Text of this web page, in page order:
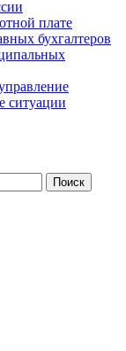
плате
бухгалтеров
ситуации